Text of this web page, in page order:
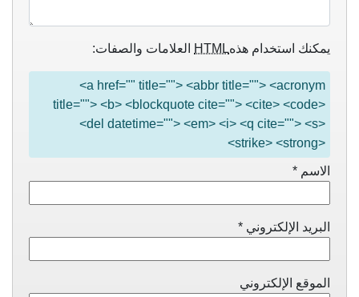
يمكنك استخدام هذهHTML العلامات والصفات:
<a href="" title=""> <abbr title=""> <acronym
title=""> <b> <blockquote cite=""> <cite> <code>
<del datetime=""> <em> <i> <q cite=""> <s>
<strike> <strong>
الاسم *
البريد الإلكتروني *
الموقع الإلكتروني